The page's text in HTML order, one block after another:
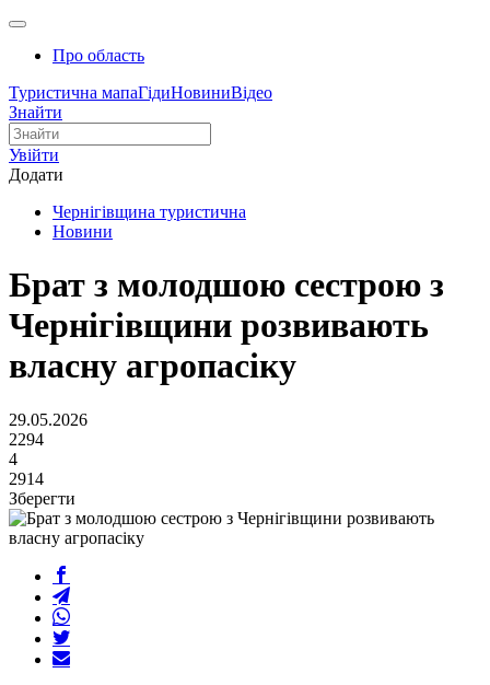
Про область
Туристична мапаГідиНовиниВідео
Знайти
Увійти
Додати
Чернігівщина туристична
Новини
Брат з молодшою сестрою з
Чернігівщини розвивають
власну агропасіку
29.05.2026
2294
4
2914
Зберегти